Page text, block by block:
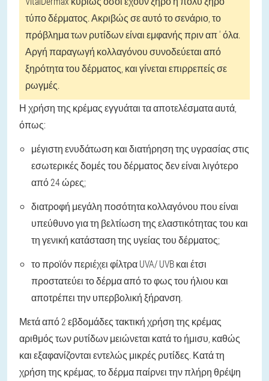
τύπο δέρματος. Ακριβώς σε αυτό το σενάριο, το
πρόβλημα των ρυτίδων είναι εμφανής πριν απ ' όλα.
Αργή παραγωγή κολλαγόνου συνοδεύεται από
ξηρότητα του δέρματος, και γίνεται επιρρεπείς σε
ρωγμές.
Η χρήση της κρέμας εγγυάται τα αποτελέσματα αυτά,
όπως:
μέγιστη ενυδάτωση και διατήρηση της υγρασίας στις
εσωτερικές δομές του δέρματος δεν είναι λιγότερο
από 24 ώρες;
διατροφή μεγάλη ποσότητα κολλαγόνου που είναι
υπεύθυνο για τη βελτίωση της ελαστικότητας του και
τη γενική κατάσταση της υγείας του δέρματος;
το προϊόν περιέχει φίλτρα UVA/ UVB και έτσι
προστατεύει το δέρμα από το φως του ήλιου και
αποτρέπει την υπερβολική ξήρανση.
Μετά από 2 εβδομάδες τακτική χρήση της κρέμας
αριθμός των ρυτίδων μειώνεται κατά το ήμισυ, καθώς
και εξαφανίζονται εντελώς μικρές ρυτίδες. Κατά τη
χρήση της κρέμας, το δέρμα παίρνει την πλήρη θρέψη